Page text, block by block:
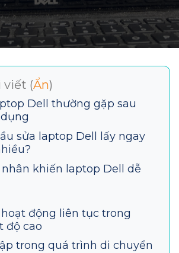
viết (Ẩn)
Dell thường gặp sau
sửa laptop Dell lấy ngay
khiến laptop Dell dễ
động liên tục trong
độ cao
trong quá trình di chuyển